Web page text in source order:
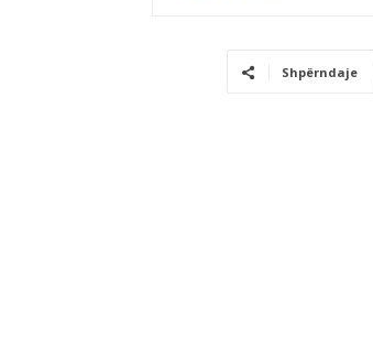
Shpërndaje